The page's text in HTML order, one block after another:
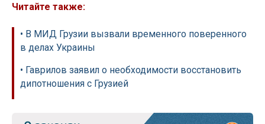
Читайте также:
• В МИД Грузии вызвали временного поверенного
в делах Украины
• Гаврилов заявил о необходимости восстановить
дипотношения с Грузией